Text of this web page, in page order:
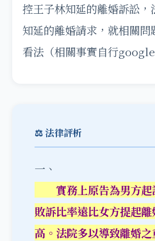
控王子林知延的離婚訴訟，
知延的離婚請求，就相關問
看法（相關事實自行
⚖️ 法律評析
一、
實務上原告為男方起
敗訴比率遠比女方提起
高。法院多以導致離婚